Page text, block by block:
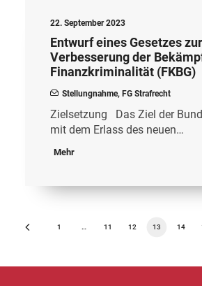
22. September 2023
Entwurf eines Gesetzes zur
Verbesserung der
Finanzkriminalität (FKBG)
Stellungnahme, FG Strafrecht
Zielsetzung Das Ziel der
mit dem Erlass des neuen…
Mehr
1 … 11 12 13 14